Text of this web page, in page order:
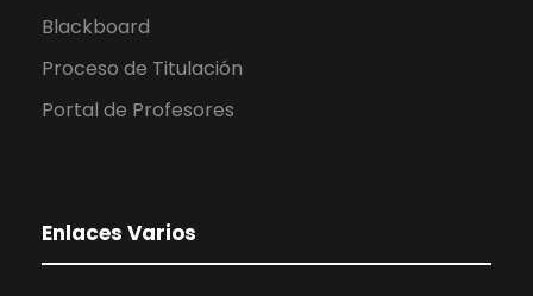
Blackboard
Proceso de Titulación
Portal de Profesores
Enlaces Varios